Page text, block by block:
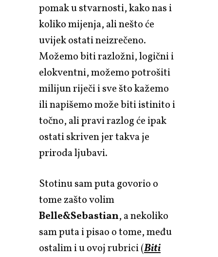
pomak u stvarnosti, kako nas i
koliko mijenja, ali nešto će
uvijek ostati neizrečeno.
Možemo biti razložni, logični i
elokventni, možemo potrošiti
milijun riječi i sve što kažemo
ili napišemo može biti istinito i
točno, ali pravi razlog će ipak
ostati skriven jer takva je
priroda ljubavi.
Stotinu sam puta govorio o
tome zašto volim
Belle&Sebastian, a nekoliko
sam puta i pisao o tome, među
ostalim i u ovoj rubrici (Biti